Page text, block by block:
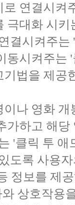
로 연결시
극대화 시
결시켜주
동시켜주는
기법을 제공
나 영화 개
가하고 해
'클릭 투
도록 사용
정보를 제
상호작용